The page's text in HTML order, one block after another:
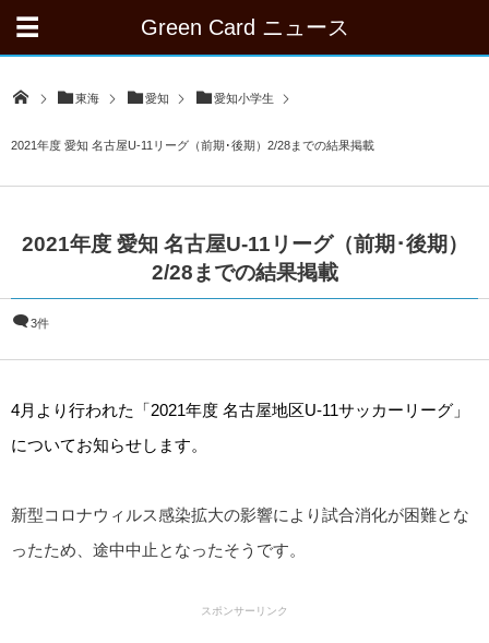
Green Card ニュース
東海 愛知 愛知小学生
2021年度 愛知 名古屋U-11リーグ（前期･後期）2/28までの結果掲載
2021年度 愛知 名古屋U-11リーグ（前期･後期）
2/28までの結果掲載
3件
4月より行われた「2021年度 名古屋地区U-11サッカーリーグ」
についてお知らせします。
新型コロナウィルス感染拡大の影響により試合消化が困難とな
ったため、途中中止となったそうです。
スポンサーリンク